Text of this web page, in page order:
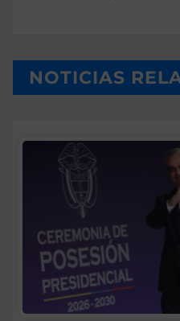
NOTICIAS